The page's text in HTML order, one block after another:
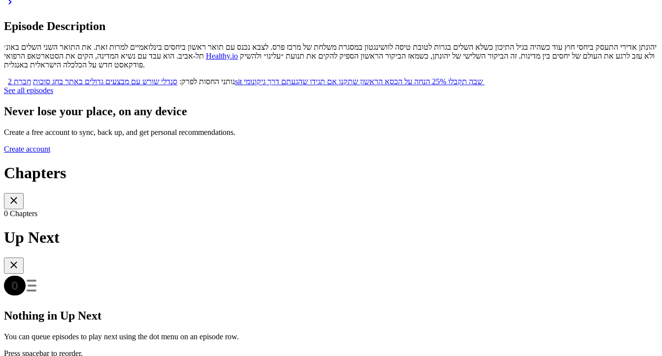
Episode Description
יהונתן אדירי התעסק ביחסי חוץ עוד כשהיה בגיל התיכון כשלא השלים בגרות לטובת טיסה לוושינגטון במסגרת משלחת של מרכז פרס. לצבא נכנס עם תואר ראשון ביחסים בינלואמיים למרות זאת. את התואר השני השלים באונ׳
Healthy.io
פודקאסט חדש על הכלכלה הישראלית באנגלית.
נותני החסות לפרק: סנדלי שורש עם מבצעים גדולים באתר בחג סוכות
See all episodes
Never lose your place, on any device
Create a free account to sync, back up, and get personal recommendations.
Create account
Chapters
0 Chapters
Up Next
Nothing in Up Next
You can queue episodes to play next using the dot menu on an episode row.
Press spacebar to reorder.